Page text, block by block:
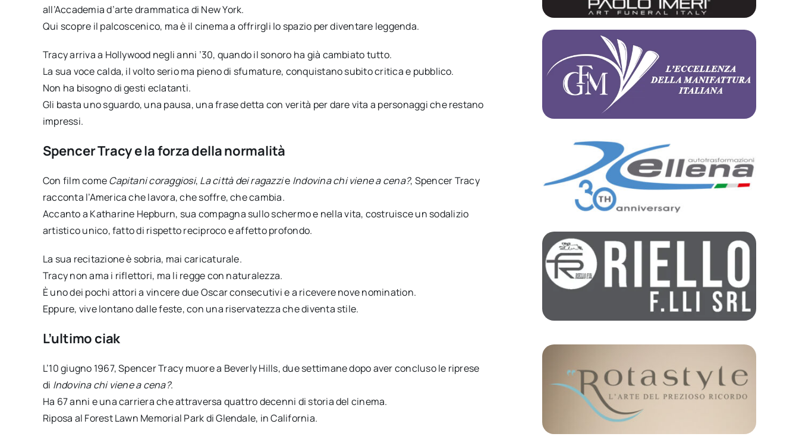
all’Accademia d’arte drammatica di New York.
Qui scopre il palcoscenico, ma è il cinema a offrirgli lo spazio per diventare leggenda.
Tracy arriva a Hollywood negli anni ’30, quando il sonoro ha già cambiato tutto.
La sua voce calda, il volto serio ma pieno di sfumature, conquistano subito critica e pubblico.
Non ha bisogno di gesti eclatanti.
Gli basta uno sguardo, una pausa, una frase detta con verità per dare vita a personaggi che restano
impressi.
Spencer Tracy e la forza della normalità
Con film comeCapitani coraggiosi, La città dei ragazzie Indovina chi viene a cena?, Spencer Tracy
racconta l’America che lavora, che soffre, che cambia.
Accanto a Katharine Hepburn, sua compagna sullo schermo e nella vita, costruisce un sodalizio
artistico unico, fatto di rispetto reciproco e affetto profondo.
La sua recitazione è sobria, mai caricaturale.
Tracy non ama i riflettori, ma li regge con naturalezza.
È uno dei pochi attori a vincere due Oscar consecutivi e a ricevere nove nomination.
Eppure, vive lontano dalle feste, con una riservatezza che diventa stile.
L’ultimo ciak
L’10 giugno 1967, Spencer Tracy muore a Beverly Hills, due settimane dopo aver concluso le riprese
di Indovina chi viene a cena?.
Ha 67 anni e una carriera che attraversa quattro decenni di storia del cinema.
Riposa al Forest Lawn Memorial Park di Glendale, in California.